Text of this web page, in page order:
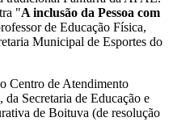
"A inclusão da Pessoa com
de Educação Física,
Municipal de Esportes do
Centro de Atendimento
Secretaria de Educação e
de Boituva (de resolução